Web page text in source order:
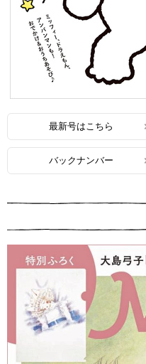
最新号はこちら
バックナンバー